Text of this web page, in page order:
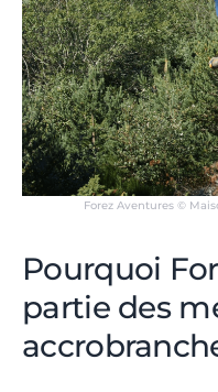
Forez Aventures ©
Pourquoi
partie des